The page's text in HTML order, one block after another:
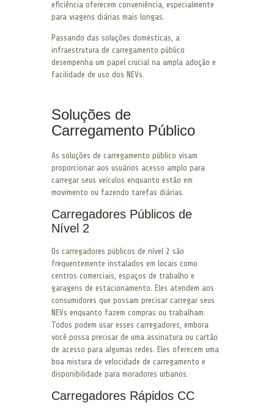
eficiência oferecem conveniência, especialmente
para viagens diárias mais longas.
Passando das soluções domésticas, a
infraestrutura de carregamento público
desempenha um papel crucial na ampla adoção e
facilidade de uso dos NEVs.
Soluções de
Carregamento Público
As soluções de carregamento público visam
proporcionar aos usuários acesso amplo para
carregar seus veículos enquanto estão em
movimento ou fazendo tarefas diárias.
Carregadores Públicos de
Nível 2
Os carregadores públicos de nível 2 são
frequentemente instalados em locais como
centros comerciais, espaços de trabalho e
garagens de estacionamento. Eles atendem aos
consumidores que possam precisar carregar seus
NEVs enquanto fazem compras ou trabalham.
Todos podem usar esses carregadores, embora
você possa precisar de uma assinatura ou cartão
de acesso para algumas redes. Eles oferecem uma
boa mistura de velocidade de carregamento e
disponibilidade para moradores urbanos.
Carregadores Rápidos CC